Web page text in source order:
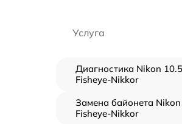
Услуга
Диагностика Nikon
Fisheye-Nikkor
Замена байонета
Fisheye-Nikkor